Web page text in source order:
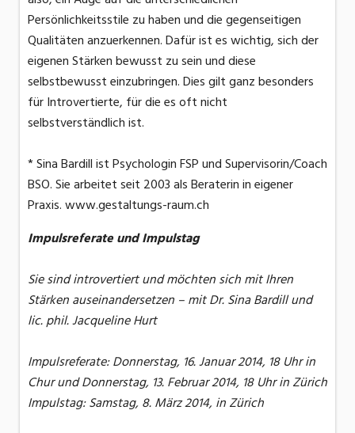
Persönlichkeitsstile zu haben und die gegenseitigen
Qualitäten anzuerkennen. Dafür ist es wichtig, sich der
eigenen Stärken bewusst zu sein und diese
selbstbewusst einzubringen. Dies gilt ganz besonders
für Introvertierte, für die es oft nicht
selbstverständlich ist.
* Sina Bardill ist Psychologin FSP und Supervisorin/Coach
BSO. Sie arbeitet seit 2003 als Beraterin in eigener
Praxis. www.gestaltungs-raum.ch
Impulsreferate und Impulstag
Sie sind introvertiert und möchten sich mit Ihren
Stärken auseinandersetzen – mit Dr. Sina Bardill und
lic. phil. Jacqueline Hurt
Impulsreferate: Donnerstag, 16. Januar 2014, 18 Uhr in
Chur und Donnerstag, 13. Februar 2014, 18 Uhr in Zürich
Impulstag: Samstag, 8. März 2014, in Zürich